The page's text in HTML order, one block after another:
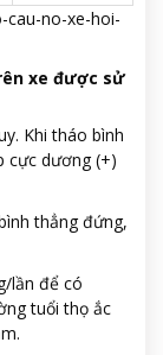
cau-no-xe-hoi-
xe được sử
Khi tháo bình
cực dương (+)
thẳng đứng,
lần để có
tuổi thọ ắc